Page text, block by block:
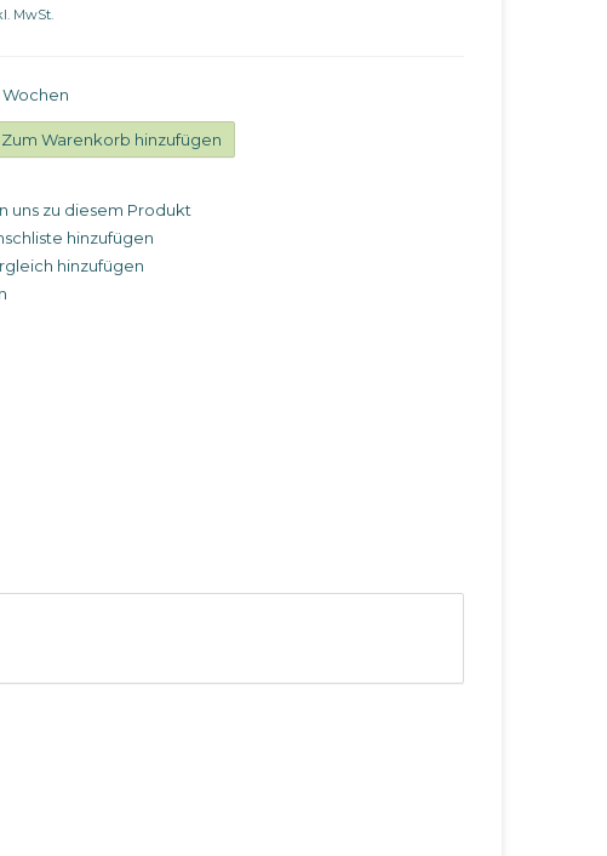
MwSt.
Zum Warenkorb hinzufügen
uns zu diesem Produkt
hinzufügen
hinzufügen